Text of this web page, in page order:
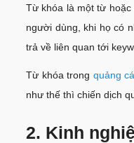
Từ khóa là một từ
người dùng, khi họ có
trả về liên quan tới
Từ khóa trong quảng
như thế thì chiến dịch
2. Kinh